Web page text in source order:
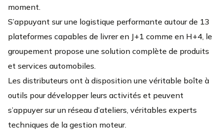
moment.
S’appuyant sur une logistique performante autour de 13
plateformes capables de livrer en J+1 comme en H+4, le
groupement propose une solution complète de produits
et services automobiles.
Les distributeurs ont à disposition une véritable boîte à
outils pour développer leurs activités et peuvent
s’appuyer sur un réseau d’ateliers, véritables experts
techniques de la gestion moteur.